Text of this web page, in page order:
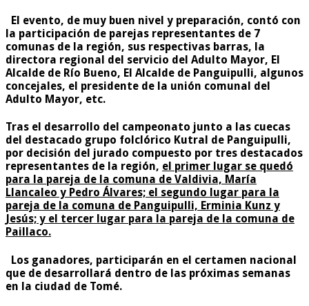
El evento, de muy buen nivel y preparación, contó con
la participación de parejas representantes de 7
comunas de la región, sus respectivas barras, la
directora regional del servicio del Adulto Mayor, El
Alcalde de Río Bueno, El Alcalde de Panguipulli, algunos
concejales, el presidente de la unión comunal del
Adulto Mayor, etc.
Tras el desarrollo del campeonato junto a las cuecas
del destacado grupo folclórico Kutral de Panguipulli,
por decisión del jurado compuesto por tres destacados
representantes de la región, el primer lugar se quedó
para la pareja de la comuna de Valdivia, María
Llancaleo y Pedro Álvares; el segundo lugar para la
pareja de la comuna de Panguipulli, Erminia Kunz y
Jesús; y el tercer lugar para la pareja de la comuna de
Paillaco.
Los ganadores, participarán en el certamen nacional
que de desarrollará dentro de las próximas semanas
en la ciudad de Tomé.